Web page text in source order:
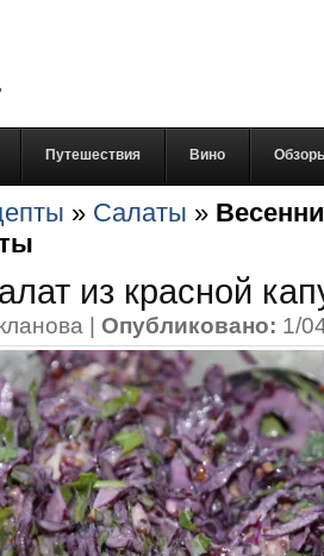
Путешествия Вино
» Салаты »
из красной
| Опубликовано: 1/